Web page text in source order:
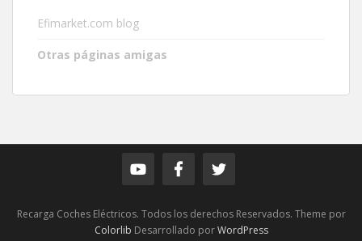
Efimarket.com blog
Otras páginas amigas
Recarga Coches Eléctricos. Todos los derechos Reservados. Theme por
Colorlib Desarrollado porWordPress